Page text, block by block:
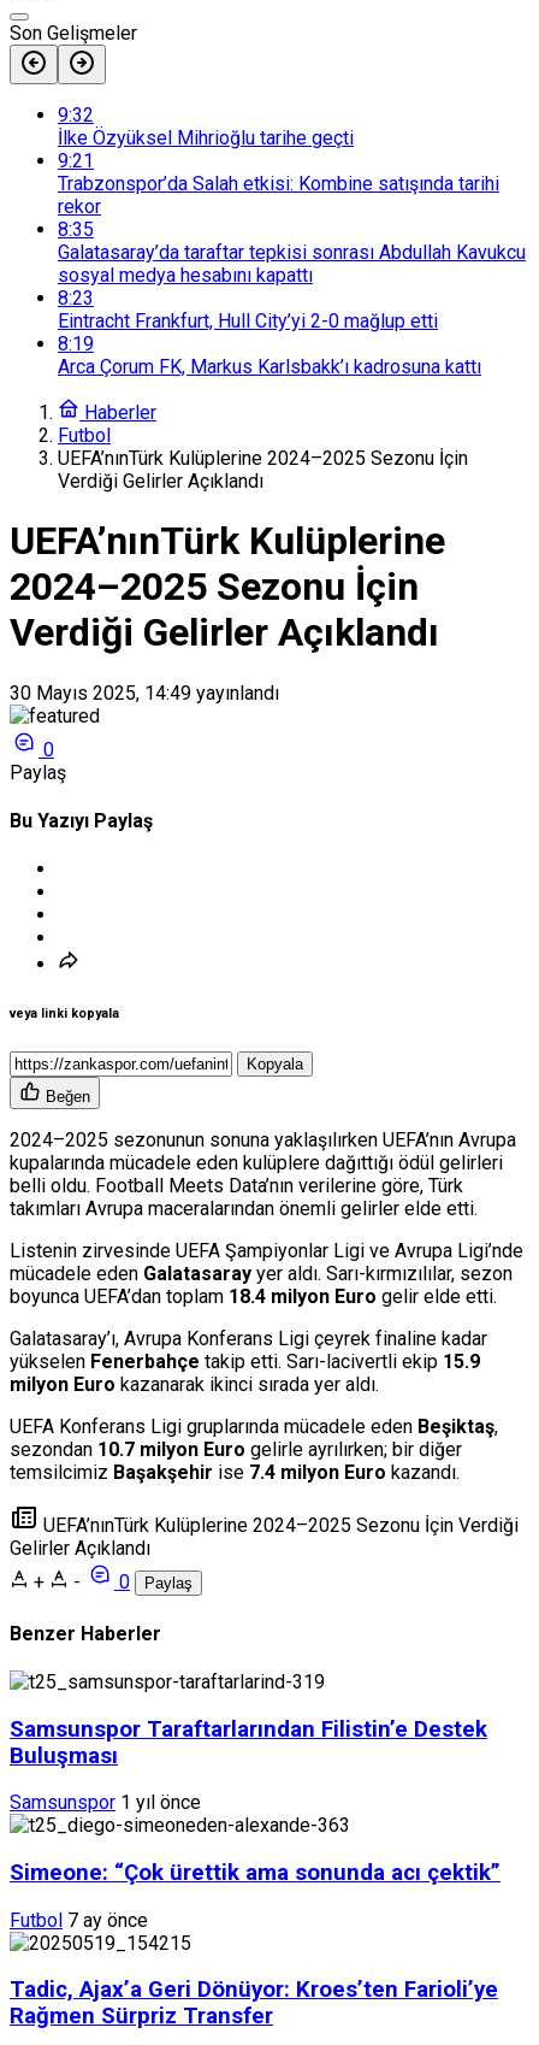
Son Gelişmeler
9:32
İlke Özyüksel Mihrioğlu tarihe geçti
9:21
Trabzonspor’da Salah etkisi: Kombine satışında tarihi
rekor
8:35
Galatasaray’da taraftar tepkisi sonrası Abdullah Kavukcu
sosyal medya hesabını kapattı
8:23
Eintracht Frankfurt, Hull City’yi 2-0 mağlup etti
8:19
Arca Çorum FK, Markus Karlsbakk’ı kadrosuna kattı
Haberler
Futbol
UEFA’nınTürk Kulüplerine 2024–2025 Sezonu İçin
Verdiği Gelirler Açıklandı
UEFA’nınTürk Kulüplerine
2024–2025 Sezonu İçin
Verdiği Gelirler Açıklandı
30 Mayıs 2025, 14:49 yayınlandı
0
Paylaş
Bu Yazıyı Paylaş
veya linki kopyala
Kopyala
Beğen
2024–2025 sezonunun sonuna yaklaşılırken UEFA’nın Avrupa
kupalarında mücadele eden kulüplere dağıttığı ödül gelirleri
belli oldu. Football Meets Data’nın verilerine göre, Türk
takımları Avrupa maceralarından önemli gelirler elde etti.
Listenin zirvesinde UEFA Şampiyonlar Ligi ve Avrupa Ligi’nde
mücadele eden Galatasaray yer aldı. Sarı-kırmızılılar, sezon
boyunca UEFA’dan toplam 18.4 milyon Euro gelir elde etti.
Galatasaray’ı, Avrupa Konferans Ligi çeyrek finaline kadar
yükselen Fenerbahçe takip etti. Sarı-lacivertli ekip 15.9
milyon Euro kazanarak ikinci sırada yer aldı.
UEFA Konferans Ligi gruplarında mücadele eden Beşiktaş,
sezondan 10.7 milyon Euro gelirle ayrılırken; bir diğer
temsilcimiz Başakşehir ise 7.4 milyon Euro kazandı.
UEFA’nınTürk Kulüplerine 2024–2025 Sezonu İçin Verdiği
Gelirler Açıklandı
+
- 0 Paylaş
Benzer Haberler
Samsunspor Taraftarlarından Filistin’e Destek
Buluşması
Samsunspor 1 yıl önce
Simeone: “Çok ürettik ama sonunda acı çektik”
Futbol 7 ay önce
Tadic, Ajax’a Geri Dönüyor: Kroes’ten Farioli’ye
Rağmen Sürpriz Transfer